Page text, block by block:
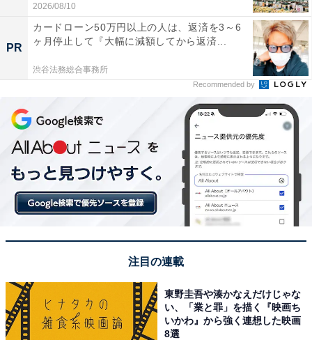
2026/08/10
PR
カードローン50万円以上の人は、返済を3～6
ヶ月停止して『大幅に減額してから返済...
渋谷法務総合事務所
Recommended by
注目の連載
東野圭吾や湊かなえだけじゃな
い、「業と罪」を描く『映画ち
いかわ』から強く連想した映画
8選